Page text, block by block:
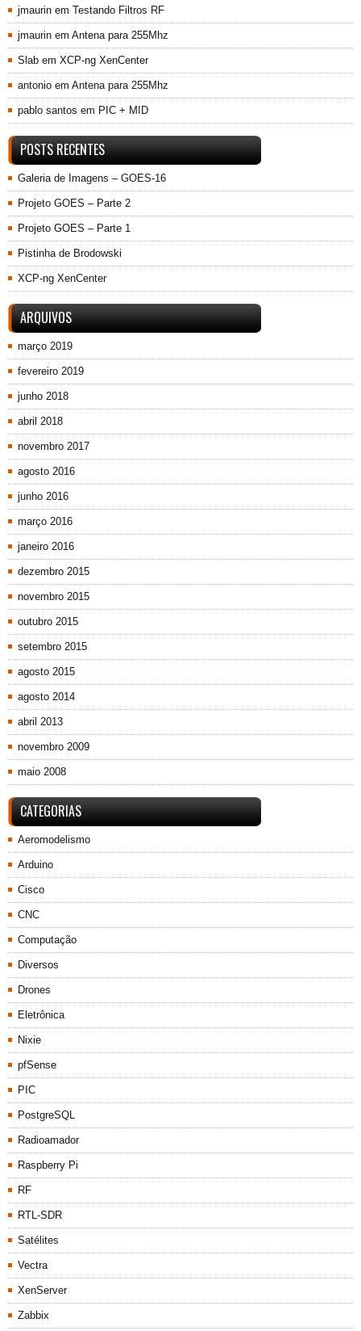
jmaurin em Testando Filtros RF
jmaurin em Antena para 255Mhz
Slab em XCP-ng XenCenter
antonio em Antena para 255Mhz
pablo santos em PIC + MID
POSTS RECENTES
Galeria de Imagens – GOES-16
Projeto GOES – Parte 2
Projeto GOES – Parte 1
Pistinha de Brodowski
XCP-ng XenCenter
ARQUIVOS
março 2019
fevereiro 2019
junho 2018
abril 2018
novembro 2017
agosto 2016
junho 2016
março 2016
janeiro 2016
dezembro 2015
novembro 2015
outubro 2015
setembro 2015
agosto 2015
agosto 2014
abril 2013
novembro 2009
maio 2008
CATEGORIAS
Aeromodelismo
Arduino
Cisco
CNC
Computação
Diversos
Drones
Eletrônica
Nixie
pfSense
PIC
PostgreSQL
Radioamador
Raspberry Pi
RF
RTL-SDR
Satélites
Vectra
XenServer
Zabbix